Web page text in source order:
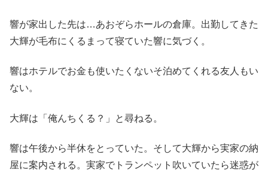
響が家出した先は…あおぞらホールの倉庫。出勤してきた
大輝が毛布にくるまって寝ていた響に気づく。
響はホテルでお金も使いたくないそ泊めてくれる友人もい
ない。
大輝は「俺んちくる？」と尋ねる。
響は午後から半休をとっていた。そして大輝から実家の納
屋に案内される。実家でトランペット吹いていたら迷惑が